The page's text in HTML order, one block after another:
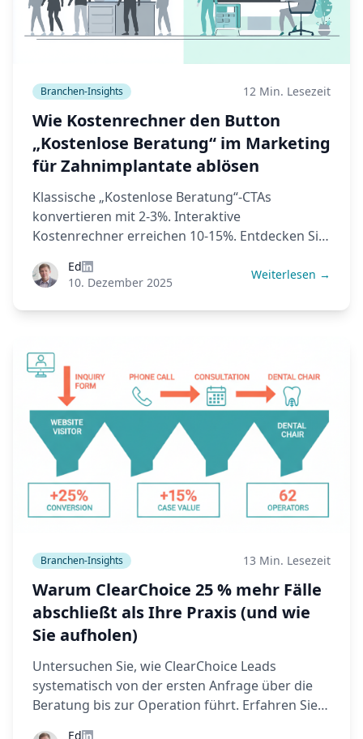
Branchen-Insights 12 Min. Lesezeit
Wie Kostenrechner den Button
„Kostenlose Beratung“ im Marketing
für Zahnimplantate ablösen
Klassische „Kostenlose Beratung“-CTAs
konvertieren mit 2-3%. Interaktive
Kostenrechner erreichen 10-15%. Entdecken Sie
diesem Wandel in der Lead-Generierung für
Zahnimplantate.
Ed
10. Dezember 2025
Weiterlesen →
Branchen-Insights 13 Min. Lesezeit
Warum ClearChoice 25 % mehr Fälle
abschließt als Ihre Praxis (und wie
Sie aufholen)
Untersuchen Sie, wie ClearChoice Leads
systematisch von der ersten Anfrage über die
Beratung bis zur Operation führt. Erfahren Sie
Ed